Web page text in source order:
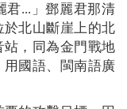
君...」鄧麗君那清
於北山斷崖上的北
，同為金門戰地
國語、閩南語廣